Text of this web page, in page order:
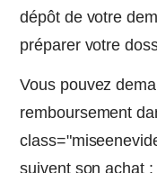
dépôt de votre
préparer votre
Vous pouvez
remboursement
suivent son achat :